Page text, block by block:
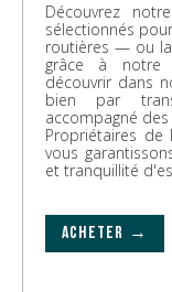
Découvrez
sélectionnés
routières — ou
grâce à notre
découvrir dans
bien par
accompagné
Propriétaires
vous
et tranquillité
ACHETER →